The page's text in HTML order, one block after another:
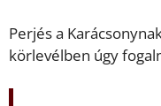
Perjés a
körlevélben úgy